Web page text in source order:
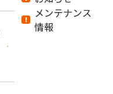
メンテナンス
情報